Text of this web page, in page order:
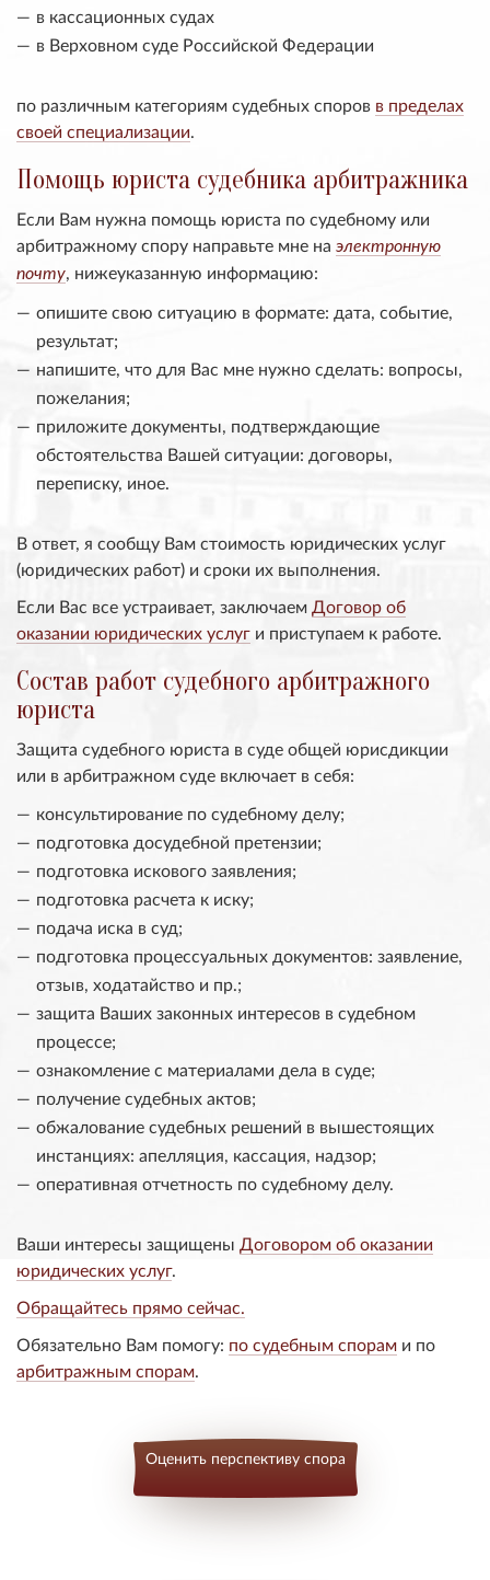
в кассационных судах
в Верховном суде Российской Федерации
по различным категориям судебных споров в пределах
своей специализации
Помощь юриста судебника арбитражника
Если Вам нужна помощь юриста по судебному или
арбитражному спору направьте мне на электронную
почту , нижеуказанную информацию:
опишите свою ситуацию в формате: дата, событие,
результат;
напишите, что для Вас мне нужно сделать: вопросы,
пожелания;
приложите документы, подтверждающие
обстоятельства Вашей ситуации: договоры,
переписку, иное.
В ответ, я сообщу Вам стоимость юридических услуг
(юридических работ) и сроки их выполнения.
Если Вас все устраивает, заключаем Договор об
оказании юридических услуг и приступаем к работе.
Состав работ судебного арбитражного
юриста
Защита судебного юриста в суде общей юрисдикции
или в арбитражном суде включает в себя:
консультирование по судебному делу;
подготовка досудебной претензии;
подготовка искового заявления;
подготовка расчета к иску;
подача иска в суд;
подготовка процессуальных документов: заявление,
отзыв, ходатайство и пр.;
защита Ваших законных интересов в судебном
процессе;
ознакомление с материалами дела в суде;
получение судебных актов;
обжалование судебных решений в вышестоящих
инстанциях: апелляция, кассация, надзор;
оперативная отчетность по судебному делу.
Ваши интересы защищены Договором об оказании
юридических услуг.
Обращайтесь прямо сейчас.
Обязательно Вам помогу: по судебным спорам и по
арбитражным спорам
Оценить перспективу спора